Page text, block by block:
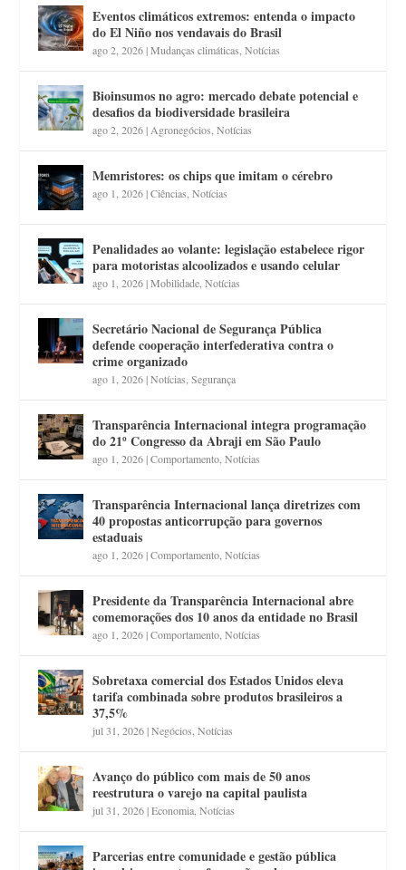
Eventos climáticos extremos: entenda o impacto
do El Niño nos vendavais do Brasil
ago 2, 2026|Mudanças climáticas ,Notícias
Bioinsumos no agro: mercado debate potencial e
desafios da biodiversidade brasileira
ago 2, 2026| Agronegócios ,Notícias
Memristores: os chips que imitam o cérebro
ago 1, 2026|Ciências ,Notícias
Penalidades ao volante: legislação estabelece rigor
para motoristas alcoolizados e usando celular
ago 1, 2026|Mobilidade ,Notícias
Secretário Nacional de Segurança Pública
defende cooperação interfederativa contra o
crime organizado
ago 1, 2026|Notícias ,Segurança
Transparência Internacional integra programação
do 21º Congresso da Abraji em São Paulo
ago 1, 2026|Comportamento ,Notícias
Transparência Internacional lança diretrizes com
40 propostas anticorrupção para governos
estaduais
ago 1, 2026|Comportamento ,Notícias
Presidente da Transparência Internacional abre
comemorações dos 10 anos da entidade no Brasil
ago 1, 2026|Comportamento ,Notícias
Sobretaxa comercial dos Estados Unidos eleva
tarifa combinada sobre produtos brasileiros a
37,5%
jul 31, 2026|Negócios ,Notícias
Avanço do público com mais de 50 anos
reestrutura o varejo na capital paulista
jul 31, 2026|Economia ,Notícias
Parcerias entre comunidade e gestão pública